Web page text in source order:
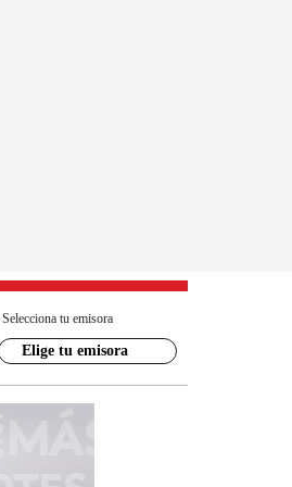
Selecciona tu emisora
Elige tu emisora